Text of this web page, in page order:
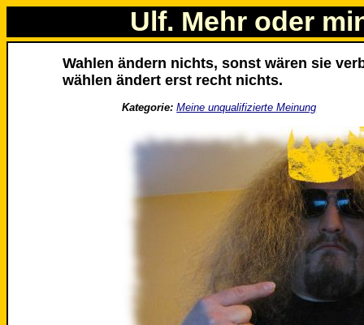
Ulf. Mehr oder
Wahlen ändern nichts, sonst wären sie
wählen ändert erst recht nichts.
Kategorie: Meine unqualifizierte Meinung